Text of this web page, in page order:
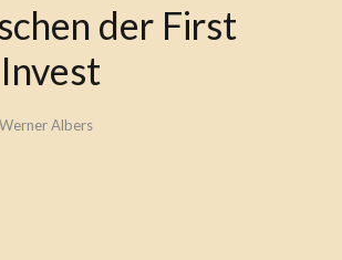
der First
Werner Albers